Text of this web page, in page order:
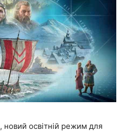
, новий освітній режим для